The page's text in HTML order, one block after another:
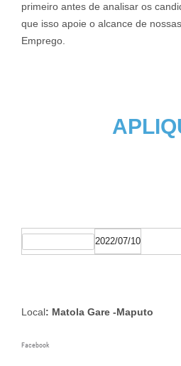
primeiro antes de analisar os
que isso apoie o alcance de
Emprego.
2022/07/10
Local: Matola Gare -Maputo
Facebook